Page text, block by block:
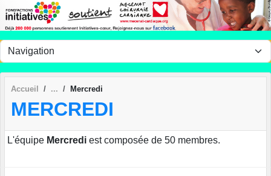
Accueil Mercredi
MERCREDI
L'équipe Mercredi est composée de 50 membres.